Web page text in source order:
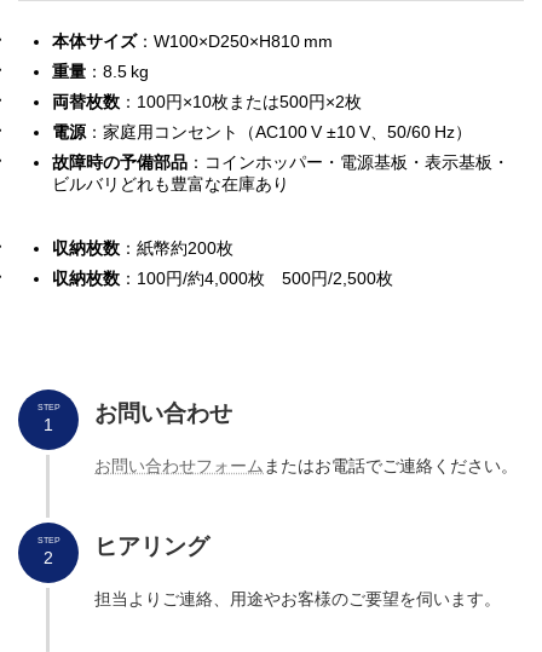
本体サイズ：W100×D250×H810 mm
重量 ：8.5 kg
両替枚数 ：100円×10枚または500円×2枚
電源 ：家庭用コンセント（AC100 V ±10 V、50/60 Hz）
故障時の予備部品 ：コインホッパー・電源基板・表示基板・
ビルバリどれも豊富な在庫あり
収納枚数 ：紙幣約200枚
収納枚数 ：100円/約4,000枚 500円/2,500枚
お問い合わせ
お問い合わせフォーム またはお電話でご連絡ください。
STEP
1
ヒアリング
担当よりご連絡、用途やお客様のご要望を伺います。
STEP
2